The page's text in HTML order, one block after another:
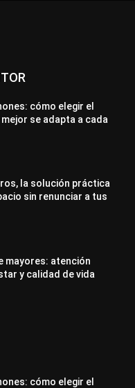
cómo elegir el
se adapta a cada
la solución práctica
sin renunciar a tus
mayores: atención
y calidad de vida
cómo elegir el